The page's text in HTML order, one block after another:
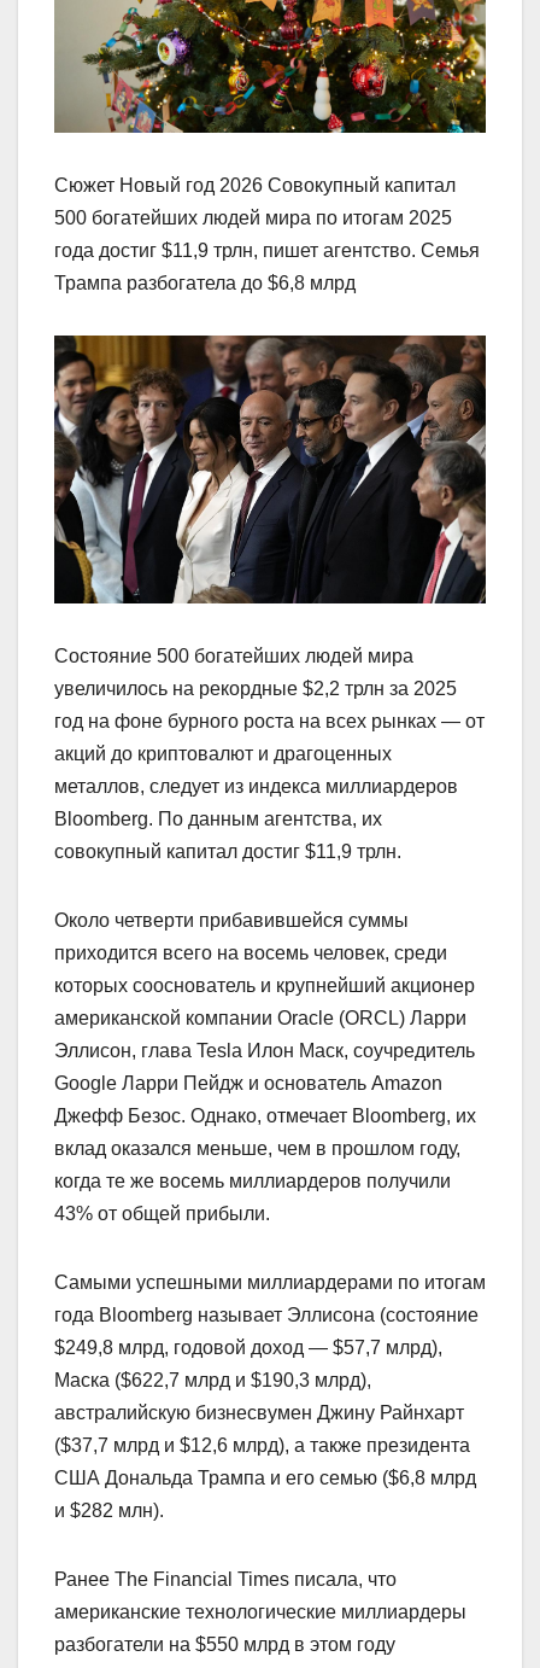
Сюжет Новый год 2026 Совокупный капитал
500 богатейших людей мира по итогам 2025
года достиг $11,9 трлн, пишет агентство. Семья
Трампа разбогатела до $6,8 млрд
Состояние 500 богатейших людей мира
увеличилось на рекордные $2,2 трлн за 2025
год на фоне бурного роста на всех рынках — от
акций до криптовалют и драгоценных
металлов, следует из индекса миллиардеров
Bloomberg. По данным агентства, их
совокупный капитал достиг $11,9 трлн.
Около четверти прибавившейся суммы
приходится всего на восемь человек, среди
которых сооснователь и крупнейший акционер
американской компании Oracle (ORCL) Ларри
Эллисон, глава Tesla Илон Маск, соучредитель
Google Ларри Пейдж и основатель Amazon
Джефф Безос. Однако, отмечает Bloomberg, их
вклад оказался меньше, чем в прошлом году,
когда те же восемь миллиардеров получили
43% от общей прибыли.
Самыми успешными миллиардерами по итогам
года Bloomberg называет Эллисона (состояние
$249,8 млрд, годовой доход — $57,7 млрд),
Маска ($622,7 млрд и $190,3 млрд),
австралийскую бизнесвумен Джину Райнхарт
($37,7 млрд и $12,6 млрд), а также президента
США Дональда Трампа и его семью ($6,8 млрд
и $282 млн).
Ранее The Financial Times писала, что
американские технологические миллиардеры
разбогатели на $550 млрд в этом году